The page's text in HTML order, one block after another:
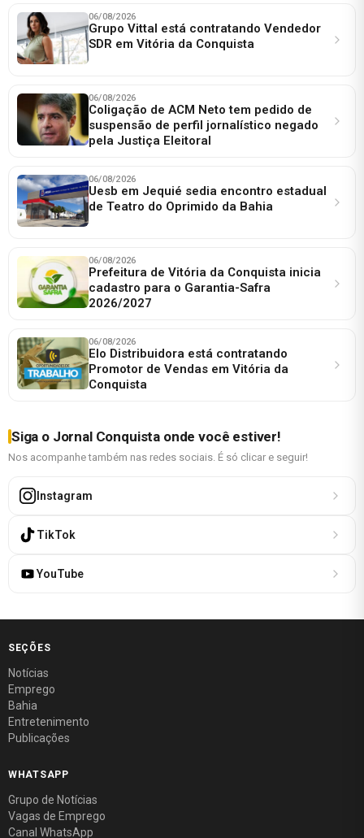
06/08/2026
Grupo Vittal está contratando Vendedor
SDR em Vitória da Conquista
06/08/2026
Coligação de ACM Neto tem pedido de
suspensão de perfil jornalístico negado
pela Justiça Eleitoral
06/08/2026
Uesb em Jequié sedia encontro estadual
de Teatro do Oprimido da Bahia
06/08/2026
Prefeitura de Vitória da Conquista inicia
cadastro para o Garantia-Safra
2026/2027
06/08/2026
Elo Distribuidora está contratando
Promotor de Vendas em Vitória da
Conquista
Siga o Jornal Conquista onde você estiver!
Nos acompanhe também nas redes sociais. É só clicar e seguir!
Instagram
TikTok
YouTube
SEÇÕES
Notícias
Emprego
Bahia
Entretenimento
Publicações
WHATSAPP
Grupo de Notícias
Vagas de Emprego
Canal WhatsApp